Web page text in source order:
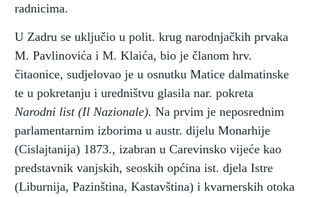
radnicima.
U Zadru se uključio u polit. krug narodnjačkih prvaka
M. Pavlinovića i M. Klaića, bio je članom hrv.
čitaonice, sudjelovao je u osnutku Matice dalmatinske
te u pokretanju i uredništvu glasila nar. pokreta
Narodni list (Il Nazionale). Na prvim je neposrednim
parlamentarnim izborima u austr. dijelu Monarhije
(Cislajtanija) 1873., izabran u Carevinsko vijeće kao
predstavnik vanjskih, seoskih općina ist. djela Istre
(Liburnija, Pazinština, Kastavština) i kvarnerskih otoka